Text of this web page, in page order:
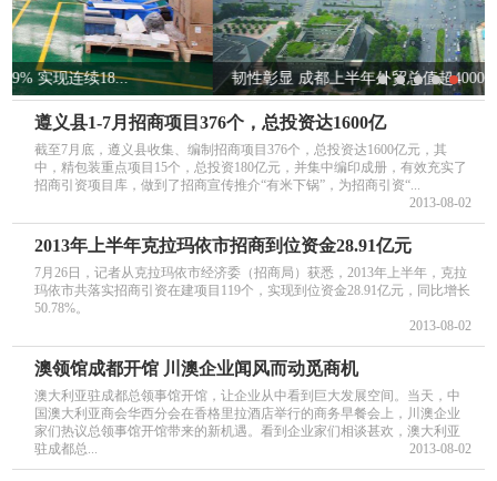
韧性彰显 成都上半年外贸总值超4000亿元 同比增长9.4%
遵义县1-7月招商项目376个，总投资达1600亿
截至7月底，遵义县收集、编制招商项目376个，总投资达1600亿元，其
中，精包装重点项目15个，总投资180亿元，并集中编印成册，有效充实了
招商引资项目库，做到了招商宣传推介“有米下锅”，为招商引资“...
2013-08-02
2013年上半年克拉玛依市招商到位资金28.91亿元
7月26日，记者从克拉玛依市经济委（招商局）获悉，2013年上半年，克拉
玛依市共落实招商引资在建项目119个，实现到位资金28.91亿元，同比增长
50.78%。
2013-08-02
澳领馆成都开馆 川澳企业闻风而动觅商机
澳大利亚驻成都总领事馆开馆，让企业从中看到巨大发展空间。当天，中
国澳大利亚商会华西分会在香格里拉酒店举行的商务早餐会上，川澳企业
家们热议总领事馆开馆带来的新机遇。看到企业家们相谈甚欢，澳大利亚
驻成都总...
2013-08-02